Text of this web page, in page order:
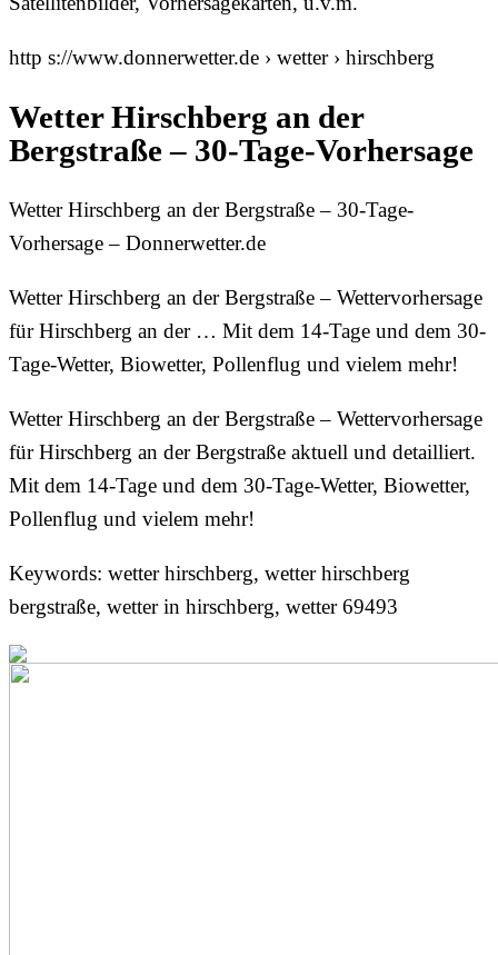
http s://www.donnerwetter.de › wetter › hirschberg
Wetter Hirschberg an der
Bergstraße – 30-Tage-Vorhersage
Wetter Hirschberg an der Bergstraße – 30-Tage-
Vorhersage – Donnerwetter.de
Wetter Hirschberg an der Bergstraße – Wettervorhersage
für Hirschberg an der … Mit dem 14-Tage und dem 30-
Tage-Wetter, Biowetter, Pollenflug und vielem mehr!
Wetter Hirschberg an der Bergstraße – Wettervorhersage
für Hirschberg an der Bergstraße aktuell und detailliert.
Mit dem 14-Tage und dem 30-Tage-Wetter, Biowetter,
Pollenflug und vielem mehr!
Keywords: wetter hirschberg, wetter hirschberg
bergstraße, wetter in hirschberg, wetter 69493